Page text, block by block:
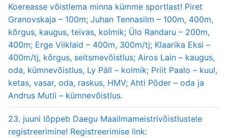
Koereasse võistlema minna kümme sportlast! Piret
Granovskaja – 100m; Juhan Tennasilm – 100m, 400m,
kõrgus, kaugus, teivas, kolmik; Ülo Randaru – 200m,
400m; Erge Viiklaid – 400m, 300m/tj; Klaarika Eksi –
400m/tj, kõrgus, seitsmevõistlus; Airos Lain – kaugus,
oda, kümnevõistlus, Ly Päll – kolmik; Priit Paalo – kuul,
ketas, vasar, oda, raskus, HMV; Ahti Põder – oda ja
Andrus Mutli – kümnevõistlus.
23. juuni lõppeb Daegu Maailmameistrivõistlustele
registreerimine! Registreerimise link: